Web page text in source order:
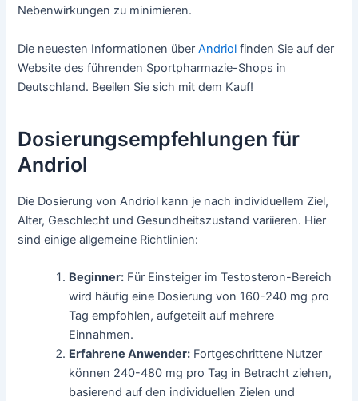
Nebenwirkungen zu minimieren.
Die neuesten Informationen überAndriol finden Sie auf der
Website des führenden Sportpharmazie-Shops in
Deutschland. Beeilen Sie sich mit dem Kauf!
Dosierungsempfehlungen für
Andriol
Die Dosierung von Andriol kann je nach individuellem Ziel,
Alter, Geschlecht und Gesundheitszustand variieren. Hier
sind einige allgemeine Richtlinien:
Beginner: Für Einsteiger im Testosteron-Bereich
wird häufig eine Dosierung von 160-240 mg pro
Tag empfohlen, aufgeteilt auf mehrere
Einnahmen.
Erfahrene Anwender: Fortgeschrittene Nutzer
können 240-480 mg pro Tag in Betracht ziehen,
basierend auf den individuellen Zielen und